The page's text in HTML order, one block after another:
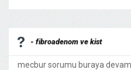
- fibroadenom ve kist
mecbur sorumu buraya